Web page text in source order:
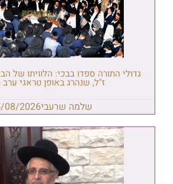
גדולי התורה ספדו בבכי: הלוויתו של
ז"ל, שנהרג באופן טראגי ערב
שלמה שרעבי08/2026